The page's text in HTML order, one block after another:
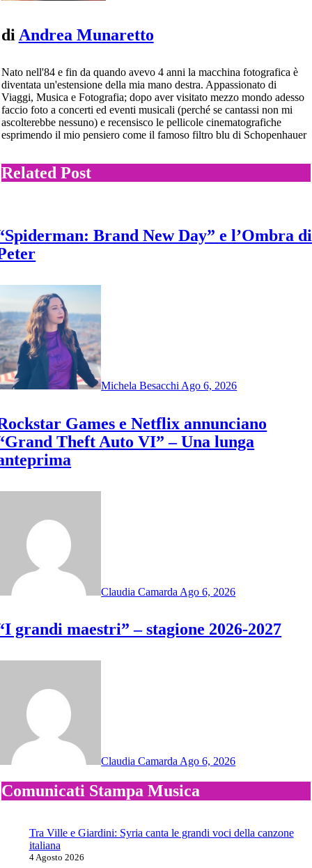
diAndrea Munaretto
Nato nell'84 e fin da quando avevo 4 anni la macchina fotografica è
diventata un'estensione della mia mano destra. Appassionato di
Viaggi, Musica e Fotografia; dopo aver visitato mezzo mondo adesso
faccio foto a concerti ed eventi musicali (perché se cantassi non mi
ascolterebbe nessuno) e recensisco le pellicole cinematografiche
esprimendo il mio pensiero come il famoso filtro blu di Schopenhauer
Related Post
Brand New Day” e l’Ombra di
Michela Besacchi Ago 6, 2026
Games e Netflix annunciano
Theft Auto VI” – Una lunga
Claudia Camarda Ago 6, 2026
grandi maestri” – stagione 2026-2027
Claudia Camarda Ago 6, 2026
Comunicati Stampa Musica
Tra Ville e Giardini: Syria canta le grandi voci della canzone
italiana
4 Agosto 2026